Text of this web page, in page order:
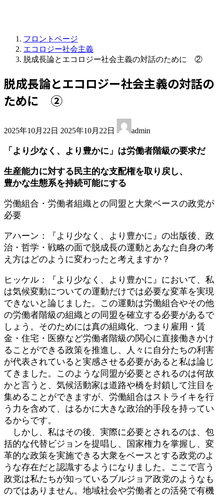
フロントページ
エコロジー社会主義
脱成長論とエコロジー社会主義の対話のために ②
脱成長論とエコロジー社会主義の対話の
ために ②
2025年10月22日 終
新
時
:
2025年10月22日 admin
「より少なく、より豊かに」は労働者階級の要求だ
生産能力に対する民主的な支配権を取り戻し、
豊かな生態系を持続可能にする
労働組合・労働者組織との同盟と大衆ベースの政党が
必要
アハーン：『より少なく、より豊かに』の出版後、政
治・哲学・戦略の面で脱成長の運動とあなた自身の考
え方はどのように変わったと考えますか？
ヒッケル：『より少なく、より豊かに』において、私
は気候変動についての運動だけでは必要な変革を実現
できないと論じました。この運動は労働組合やその他
の労働者階級の組織との同盟を確立する必要があるで
しょう。そのためには真の組織化、つまり雇用・賃
金・住宅・医療など労働者階級の関心に直接働きかけ
ることができる政策を推進し、人々に自分たちの利害
が代表されていると実感させる必要があると私は論じ
てきました。このような同盟が必要とされるのは何故
かと言うと、気候活動家は道路や橋を封鎖して注目を
集めることができますが、労働組合はストライキを行
う力を含めて、はるかに大きな政治的手段を持ってい
るからです。
しかし、私はその後、実際に必要とされるのは、包
括的な代替ビジョンを提唱し、国家権力を掌握し、変
革的な政策を実施できる大衆をベースとする政党のよ
うな存在だと認識するようになりました。ここで言う
政党は私たちが知っているブルジョア政党のようなも
のではありません。地域社会や労働者との活発で有機